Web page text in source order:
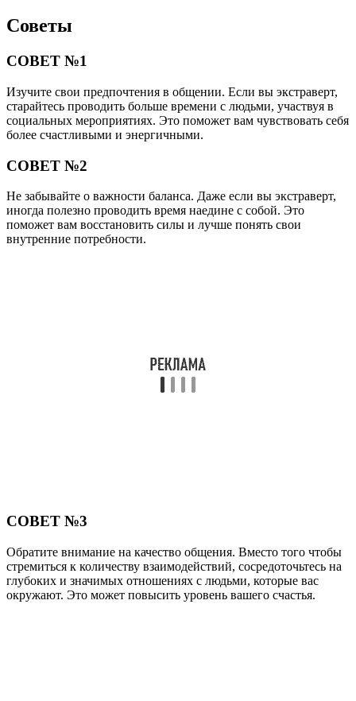
Советы
СОВЕТ №1
Изучите свои предпочтения в общении. Если вы экстраверт,
старайтесь проводить больше времени с людьми, участвуя в
социальных мероприятиях. Это поможет вам чувствовать себя
более счастливыми и энергичными.
СОВЕТ №2
Не забывайте о важности баланса. Даже если вы экстраверт,
иногда полезно проводить время наедине с собой. Это
поможет вам восстановить силы и лучше понять свои
внутренние потребности.
СОВЕТ №3
Обратите внимание на качество общения. Вместо того чтобы
стремиться к количеству взаимодействий, сосредоточьтесь на
глубоких и значимых отношениях с людьми, которые вас
окружают. Это может повысить уровень вашего счастья.